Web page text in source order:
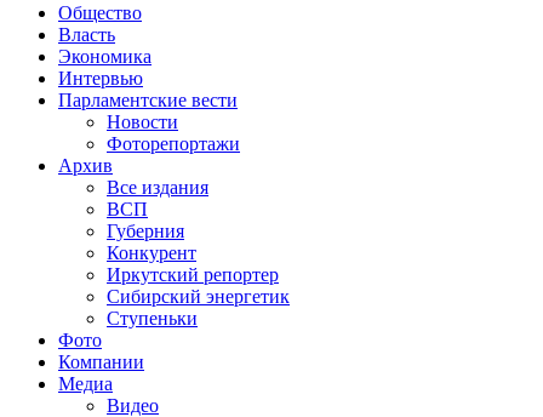
Общество
Власть
Экономика
Интервью
Парламентские вести
Новости
Фоторепортажи
Архив
Все издания
ВСП
Губерния
Конкурент
Иркутский репортер
Сибирский энергетик
Ступеньки
Фото
Компании
Медиа
Видео